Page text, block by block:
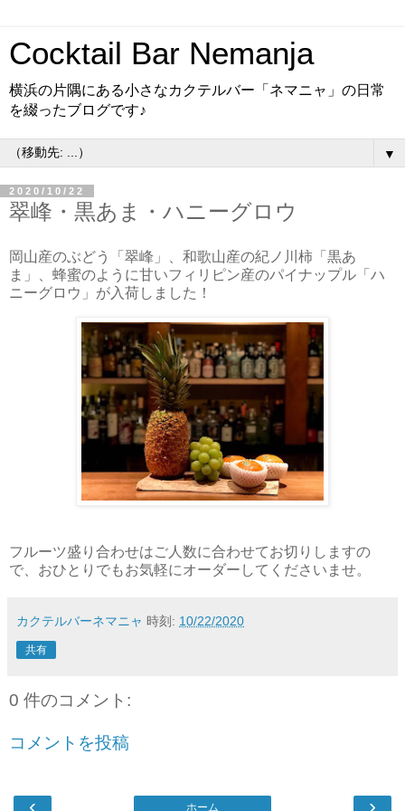
Cocktail Bar Nemanja
横浜の片隅にある小さなカクテルバー「ネマニャ」の日常
を綴ったブログです♪
▼
2020/10/22
翠峰・黒あま・ハニーグロウ
岡山産のぶどう「翠峰」、和歌山産の紀ノ川柿「黒あ
ま」、蜂蜜のように甘いフィリピン産のパイナップル「ハ
ニーグロウ」が入荷しました！
フルーツ盛り合わせはご人数に合わせてお切りしますの
で、おひとりでもお気軽にオーダーしてくださいませ。
カクテルバーネマニャ 時刻: 10/22/2020
共有
0 件のコメント:
コメントを投稿
‹ ›
ホーム